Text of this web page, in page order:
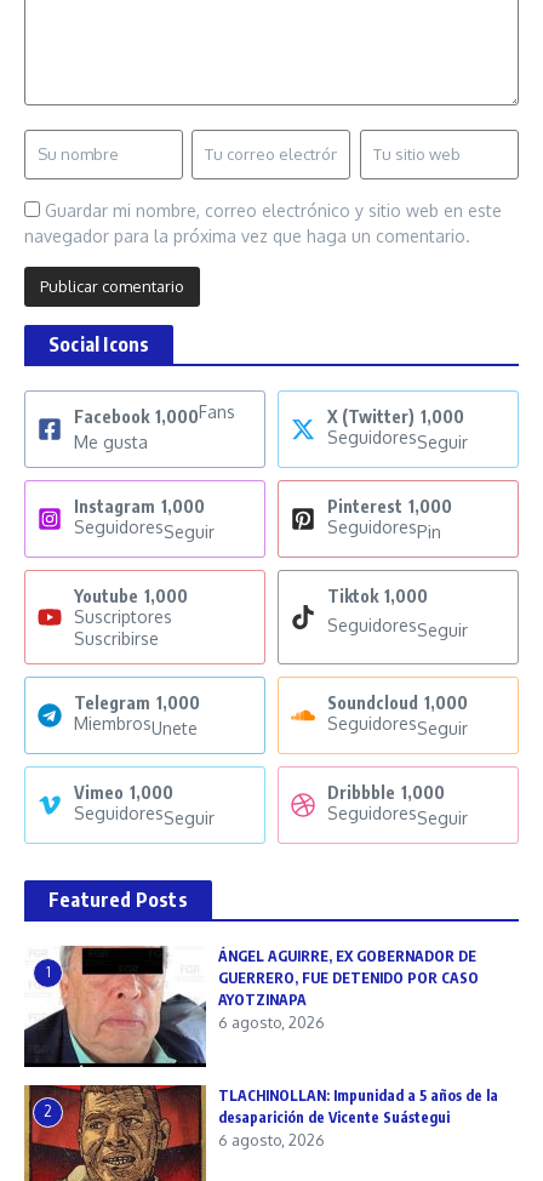
Guardar mi nombre, correo electrónico y sitio web en este
navegador para la próxima vez que haga un comentario.
Social Icons
Facebook 1,000Fans
Me gusta
X (Twitter) 1,000
SeguidoresSeguir
Instagram 1,000
SeguidoresSeguir
Pinterest 1,000
SeguidoresPin
Youtube 1,000
Suscriptores
Suscribirse
Tiktok 1,000
SeguidoresSeguir
Telegram 1,000
MiembrosUnete
Soundcloud 1,000
SeguidoresSeguir
Vimeo 1,000
SeguidoresSeguir
Dribbble 1,000
SeguidoresSeguir
Featured Posts
1
ÁNGEL AGUIRRE, EX GOBERNADOR DE
GUERRERO, FUE DETENIDO POR CASO
AYOTZINAPA
6 agosto, 2026
2
TLACHINOLLAN: Impunidad a 5 años de la
desaparición de Vicente Suástegui
6 agosto, 2026